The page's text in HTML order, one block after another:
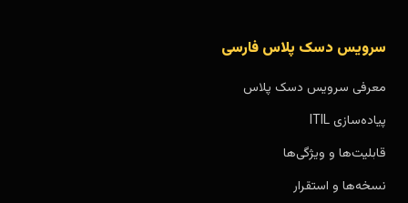
سرویس دسک پلاس فارسی
معرفی سرویس دسک پلاس
پیاده‌سازی ITIL
قابلیت‌ها و ویژگی‌ها
نسخه‌ها و استقرار